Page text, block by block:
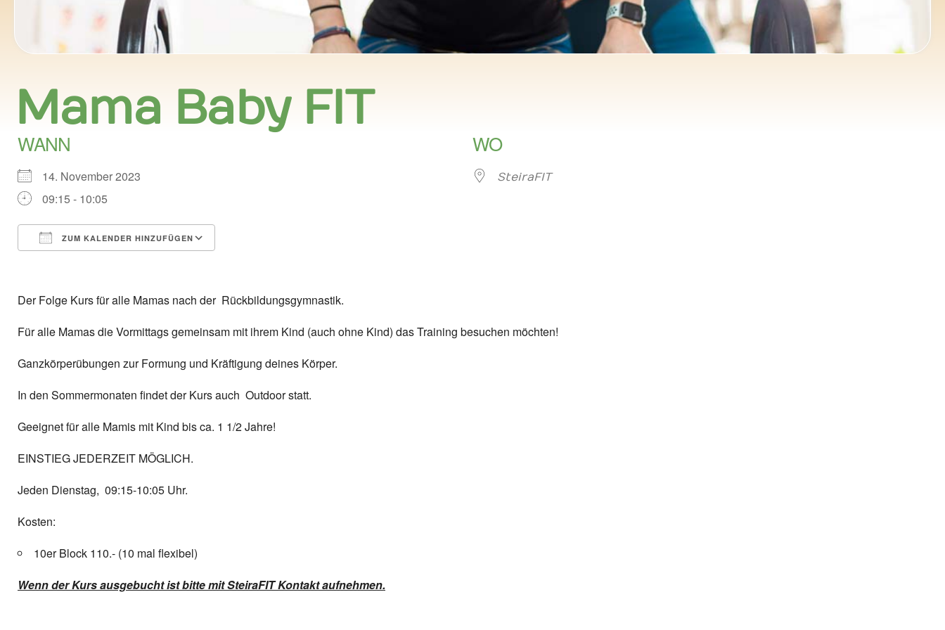
Mama Baby FIT
WANN
14. November 2023
09:15 - 10:05
ZUM KALENDER HINZUFÜGEN
WO
SteiraFIT
Der Folge Kurs für alle Mamas nach der Rückbildungsgymnastik.
Für alle Mamas die Vormittags gemeinsam mit ihrem Kind (auch ohne Kind) das Training besuchen möchten!
Ganzkörperübungen zur Formung und Kräftigung deines Körper.
In den Sommermonaten findet der Kurs auch Outdoor statt.
Geeignet für alle Mamis mit Kind bis ca. 1 1/2 Jahre!
EINSTIEG JEDERZEIT MÖGLICH.
Jeden Dienstag, 09:15-10:05 Uhr.
Kosten:
10er Block 110.- (10 mal flexibel)
Wenn der Kurs ausgebucht ist bitte mit SteiraFIT Kontakt aufnehmen.